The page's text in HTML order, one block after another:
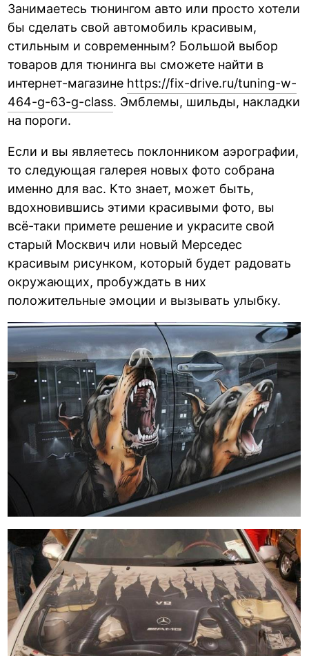
Занимаетесь тюнингом авто или просто хотели
бы сделать свой автомобиль красивым,
стильным и современным? Большой выбор
товаров для тюнинга вы сможете найти в
интернет-магазине https://fix-drive.ru/tuning-w-
464-g-63-g-class. Эмблемы, шильды, накладки
на пороги.
Если и вы являетесь поклонником аэрографии,
то следующая галерея новых фото собрана
именно для вас. Кто знает, может быть,
вдохновившись этими красивыми фото, вы
всё-таки примете решение и украсите свой
старый Москвич или новый Мерседес
красивым рисунком, который будет радовать
окружающих, пробуждать в них
положительные эмоции и вызывать улыбку.